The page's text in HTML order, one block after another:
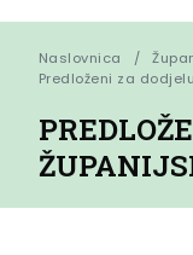
Naslovnica
Predloženi za